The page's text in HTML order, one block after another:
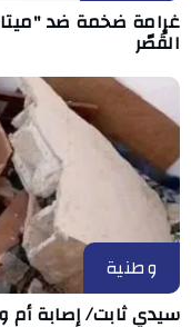
غرامة ضخمة ضد
القُصّر
وطنية
سيدي ثابت/ إصابة أم